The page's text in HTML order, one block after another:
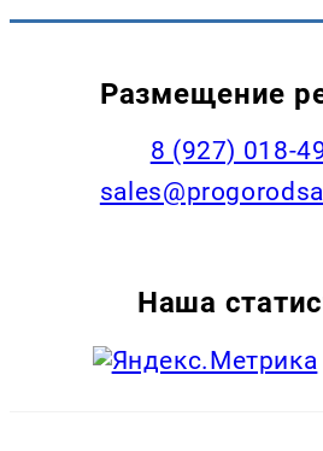
Размещение
8 (927) 018-
Наша